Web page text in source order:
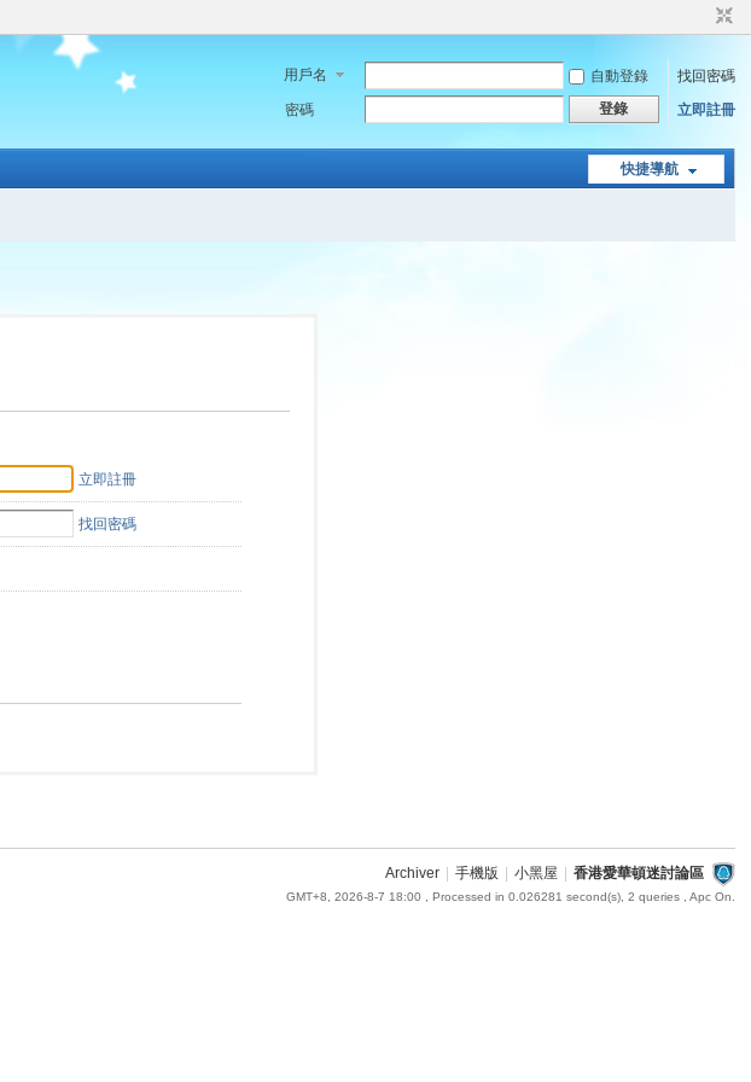
用戶名 自動登錄
找回密碼
密碼
登錄 立即註冊
快捷導航
立即註冊
找回密碼
Archiver 手機版 小黑屋 香港愛華頓迷討論區
GMT+8, 2026-8-7 18:00 , Processed in 0.026281 second(s), 2 queries , Apc On.